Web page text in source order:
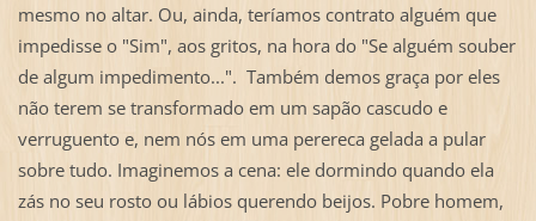
mesmo no altar. Ou, ainda, teríamos contrato alguém que
impedisse o "Sim", aos gritos, na hora do "Se alguém souber
de algum impedimento...". Também demos graça por eles
não terem se transformado em um sapão cascudo e
verruguento e, nem nós em uma perereca gelada a pular
sobre tudo. Imaginemos a cena: ele dormindo quando ela
zás no seu rosto ou lábios querendo beijos. Pobre homem,